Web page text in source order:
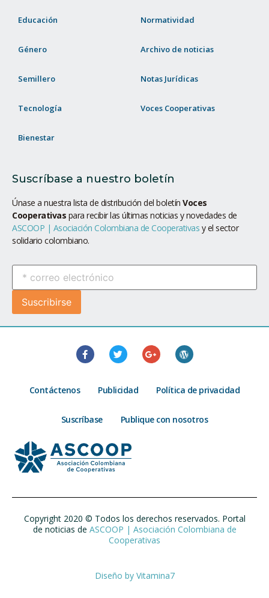
Educación
Género
Semillero
Tecnología
Bienestar
Normatividad
Archivo de noticias
Notas Jurídicas
Voces Cooperativas
Suscríbase a nuestro boletín
Únase a nuestra lista de distribución del boletín Voces
Cooperativas para recibir las últimas noticias y novedades de
ASCOOP | Asociación Colombiana de Cooperativas y el sector
solidario colombiano.
Contáctenos Publicidad Política de privacidad
Suscríbase Publique con nosotros
Copyright 2020 © Todos los derechos reservados. Portal
de noticias de ASCOOP | Asociación Colombiana de
Cooperativas
Diseño by Vitamina7